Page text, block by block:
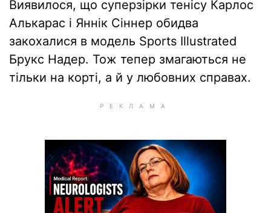
Виявилося, що суперзірки тенісу Карлос
Алькарас і Яннік Сіннер обидва
закохалися в модель Sports Illustrated
Брукс Надер. Тож тепер змагаються не
тільки на корті, а й у любовних справах.